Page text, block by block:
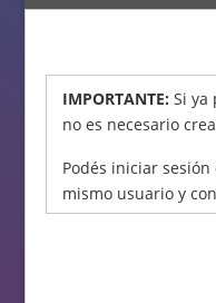
IMPORTANTE:Si ya
no es necesario
Podés iniciar
mismo usuario y